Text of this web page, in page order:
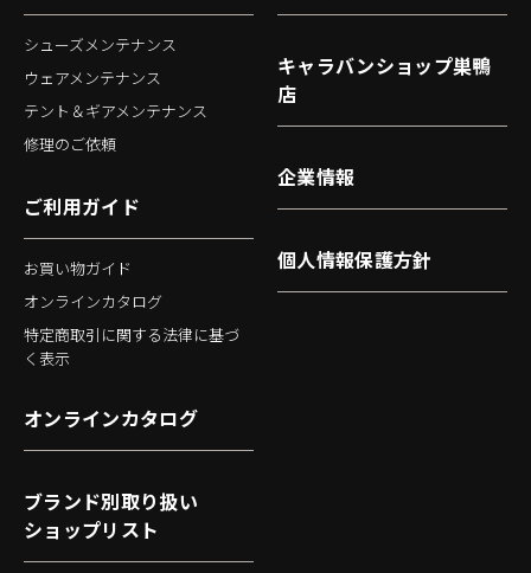
シューズメンテナンス
ウェアメンテナンス
テント＆ギアメンテナンス
修理のご依頼
ご利用ガイド
お買い物ガイド
オンラインカタログ
特定商取引に関する法律に基づ
く表示
キャラバンショップ巣鴨
店
企業情報
個人情報保護方針
オンラインカタログ
ブランド別取り扱い
ショップリスト